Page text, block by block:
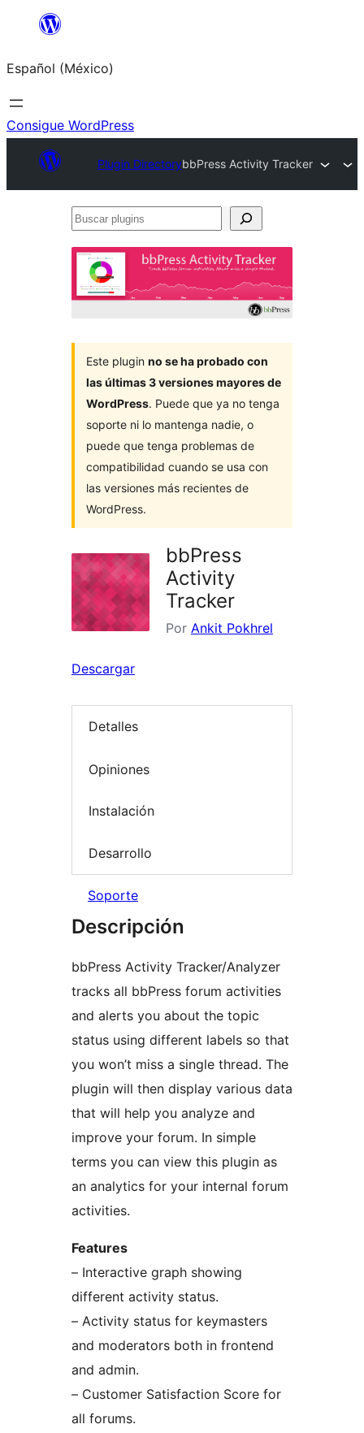
Saltar
contenido
Español (México)
Consigue WordPress
Plugin DirectorybbPress Activity Tracker
Buscar
Este plugin no se ha probado con
las últimas 3 versiones mayores de
WordPress. Puede que ya no tenga
soporte ni lo mantenga nadie, o
puede que tenga problemas de
compatibilidad cuando se usa con
las versiones más recientes de
WordPress.
bbPress
Activity
Tracker
Por Ankit Pokhrel
Descargar
Detalles
Opiniones
Instalación
Desarrollo
Soporte
Descripción
bbPress Activity Tracker/Analyzer
tracks all bbPress forum activities
and alerts you about the topic
status using different labels so that
you won’t miss a single thread. The
plugin will then display various data
that will help you analyze and
improve your forum. In simple
terms you can view this plugin as
an analytics for your internal forum
activities.
Features
– Interactive graph showing
different activity status.
– Activity status for keymasters
and moderators both in frontend
and admin.
– Customer Satisfaction Score for
all forums.